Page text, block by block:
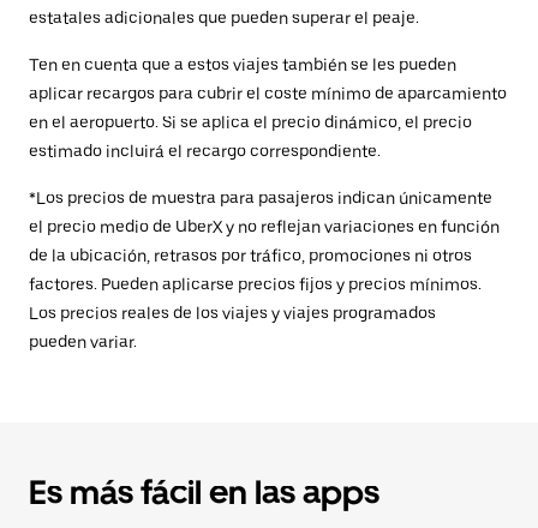
estatales adicionales que pueden superar el peaje.
Ten en cuenta que a estos viajes también se les pueden
aplicar recargos para cubrir el coste mínimo de aparcamiento
en el aeropuerto. Si se aplica el precio dinámico, el precio
estimado incluirá el recargo correspondiente.
*Los precios de muestra para pasajeros indican únicamente
el precio medio de UberX y no reflejan variaciones en función
de la ubicación, retrasos por tráfico, promociones ni otros
factores. Pueden aplicarse precios fijos y precios mínimos.
Los precios reales de los viajes y viajes programados
pueden variar.
Es más fácil en las apps